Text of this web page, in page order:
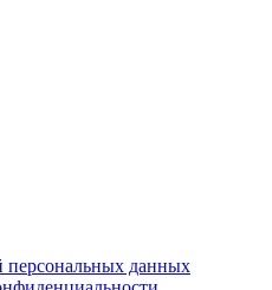
персональных данных